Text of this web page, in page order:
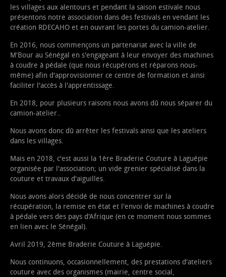
les villages aux alentours et pendant la saison estivale nous
présentons notre association dans des festivals en vendant les
création RDECAHO et en ouvrant les portes du camion-atelier.
En 2016, nous commençons un partenariat avec la ville de
M'Bour au Sénégal en s'engageant à leur envoyer des machines
à coudre à pédale (que nous récupérons et réparons nous-
même) afin d'approvisionner ce centre de formation et ainsi
faciliter l'accès à l'apprentissage.
En 2018, pour plusieurs raisons nous avons dû nous séparer du
camion-atelier..
Nous avons donc dû arrêter les festivals ainsi que les ateliers
dans les villages.
Mais en 2018, c'est aussi la 1ère Braderie Couture à Laguépie
organisée par l'association; un vide grenier spécialisé dans la
couture et travaux d'aiguilles.
Nous avons alors décidé de nous concentrer sur la
récupération, la remise en état et l'envoi de machines à coudre
à pédale vers des pays d'Afrique (en ce moment nous sommes
en lien avec le Sénégal).
Avril 2019, 2ème Braderie Couture à Laguépie.
Nous continuons, occasionnellement, des prestations d'ateliers
couture avec des organismes (mairie, centre social,